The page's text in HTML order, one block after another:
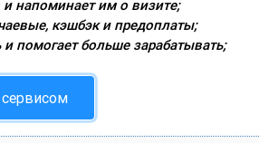
напоминает им о визите;
кэшбэк и предоплаты;
помогает больше зарабатывать;